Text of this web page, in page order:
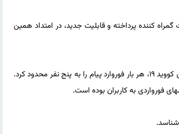
کننده پرداخته و قابلیت جدید، در امتداد همین
واتساپ اوایل آوریل در واکنش به افزایش اطلاعات نادرست و فرضیه های توطئه درباب بیماری کووید ۱۹، هر بار فوروارد پیام را به پنج نفر محدود کرد.